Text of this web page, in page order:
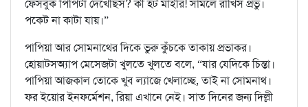
ফেসবুক পিপিটা দেখেছিস? কী হট মাইরি! সামলে রাখিস প্রভু।
পকেট না কাটা যায়।”
পাপিয়া আর সোমনাথের দিকে ভুরু কুঁচকে তাকায় প্রভাকর।
হোয়াটসঅ্যাপ মেসেজটা খুলতে খুলতে বলে, “যার যেদিকে চিন্তা।
পাপিয়া আজকাল তোকে খুব ল্যাজে খেলাচ্ছে, তাই না সোমনাথ।
ফর ইয়োর ইনফর্মেশন, রিয়া এখানে নেই। সাত দিনের জন্য দিল্লী